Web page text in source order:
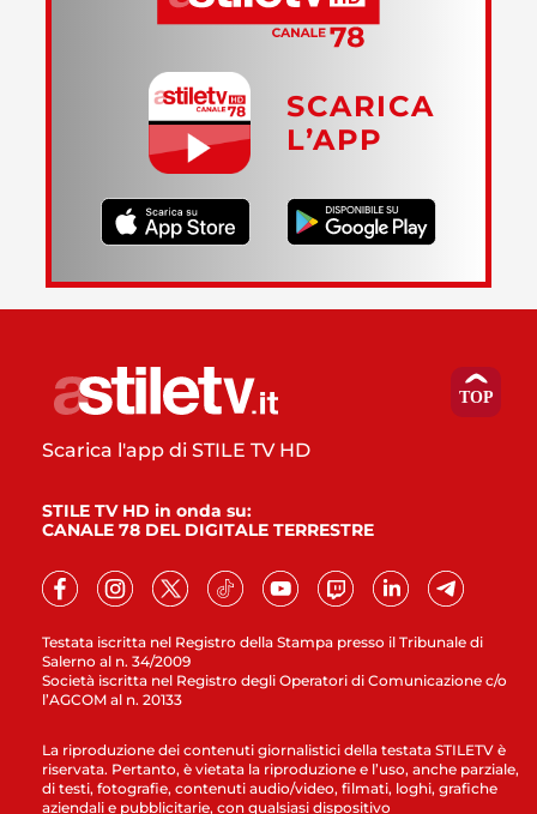
SCARICA
L’APP
Testata iscritta nel Registro della Stampa presso il Tribunale di
Salerno al n. 34/2009
Società iscritta nel Registro degli Operatori di Comunicazione c/o
l’AGCOM al n. 20133
Scarica l'app di STILE TV HD
STILE TV HD in onda su:
CANALE 78 DEL DIGITALE TERRESTRE
La riproduzione dei contenuti giornalistici della testata STILETV è
riservata. Pertanto, è vietata la riproduzione e l’uso, anche parziale,
di testi, fotografie, contenuti audio/video, filmati, loghi, grafiche
aziendali e pubblicitarie, con qualsiasi dispositivo